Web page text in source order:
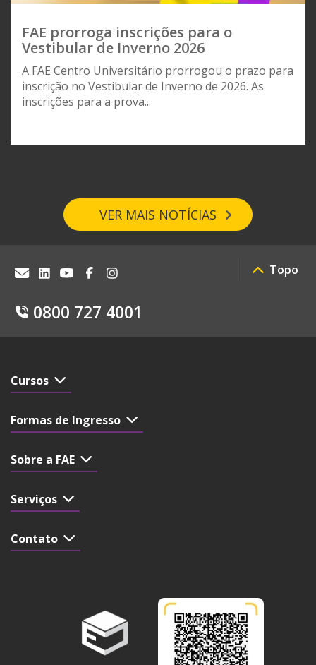
FAE prorroga inscrições para o
Vestibular de Inverno 2026
A FAE Centro Universitário prorrogou o prazo para
inscrição no Vestibular de Inverno de 2026. As
inscrições para a prova...
VER MAIS NOTÍCIAS
0800 727 4001
Topo
Cursos
Formas de Ingresso
Sobre a FAE
Serviços
Contato